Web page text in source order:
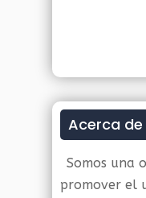
Acerca
Somos una
promover el